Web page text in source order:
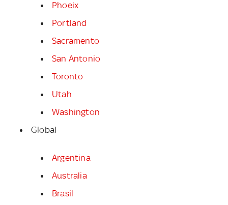
Phoeix
Portland
Sacramento
San Antonio
Toronto
Utah
Washington
Global
Argentina
Australia
Brasil